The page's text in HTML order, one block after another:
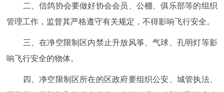
绿色北京 图说北京 视频北京
ENGLISH 한국어 日本語
二、信鸽协会要做好协会会员、公棚、俱乐部等的组织
管理工作，监督其严格遵守有关规定，不得影响飞行安全。
三、在净空限制区内禁止升放风筝、气球、孔明灯等影
响飞行安全的物体。
四、净空限制区所在的区政府要组织公安、城管执法、